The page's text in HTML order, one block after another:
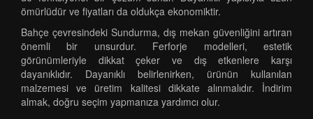
ömürlüdür ve fiyatları da oldukça ekonomiktir.
Bahçe çevresindeki Sundurma, dış mekan güvenliğini artıran
önemli bir unsurdur. Ferforje modelleri, estetik
görünümleriyle dikkat çeker ve dış etkenlere karşı
dayanıklıdır. Dayanıklı belirlenirken, ürünün kullanılan
malzemesi ve üretim kalitesi dikkate alınmalıdır. İndirim
almak, doğru seçim yapmanıza yardımcı olur.